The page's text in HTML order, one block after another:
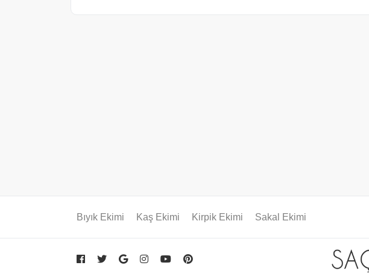
Bıyık Ekimi Kaş Ekimi Kirpik Ekimi Sakal Ekimi